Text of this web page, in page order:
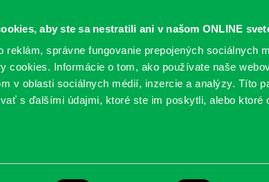
aby ste sa nestratili ani v našom ONLINE
reklám, správne fungovanie prepojených sociálnych
cookies. Informácie o tom, ako používate naše
v oblasti sociálnych médií, inzercie a analýzy. Títo
s ďalšími údajmi, ktoré ste im poskytli, alebo ktoré
SLUŽBY PODUJATIA POBOČKY O